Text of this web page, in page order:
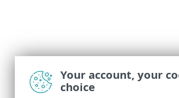
Your account, your
choice